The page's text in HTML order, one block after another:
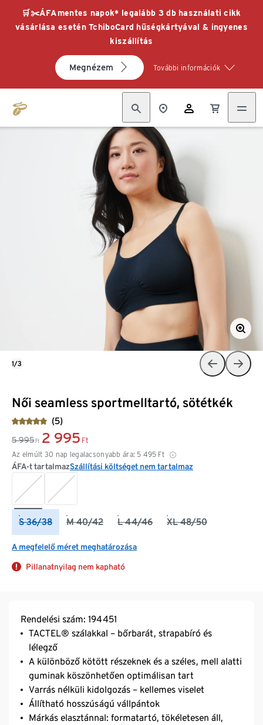
🛒✂️ÁFAmentes napok* legalább 3 db használati cikk
vásárlása esetén TchiboCard hűségkártyával & ingyenes
kiszállítás
Megnézem További információk
Női seamless sportmelltartó, sötétkék
(5)
5 995 Ft 2 995 Ft
Az elmúlt 30 nap legalacsonyabb ára: 5 495 Ft
ÁFA-t tartalmazSzállítási költséget nem tartalmaz
S 36/38 M 40/42 L 44/46 XL 48/50
A megfelelő méret meghatározása
Pillanatnyilag nem kapható
1/3
Rendelési szám: 194451
TACTEL® szálakkal – bőrbarát, strapabíró és
lélegző
A különböző kötött részeknek és a széles, mell alatti
guminak köszönhetően optimálisan tart
Varrás nélküli kidolgozás – kellemes viselet
Állítható hosszúságú vállpántok
Márkás elasztánnal: formatartó, tökéletesen áll,